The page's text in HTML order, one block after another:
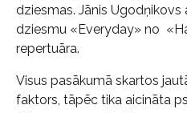
dziesmas. Jānis Ugodņikovs
dziesmu «Everyday» no
repertuāra.
Visus pasākumā skartos
faktors, tāpēc tika aicināta